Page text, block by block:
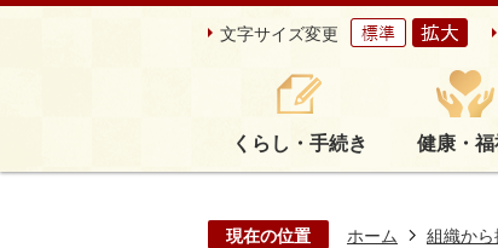
文字サイズ変更
くらし・手続き 健康・
現在の位置 ホーム 組織から